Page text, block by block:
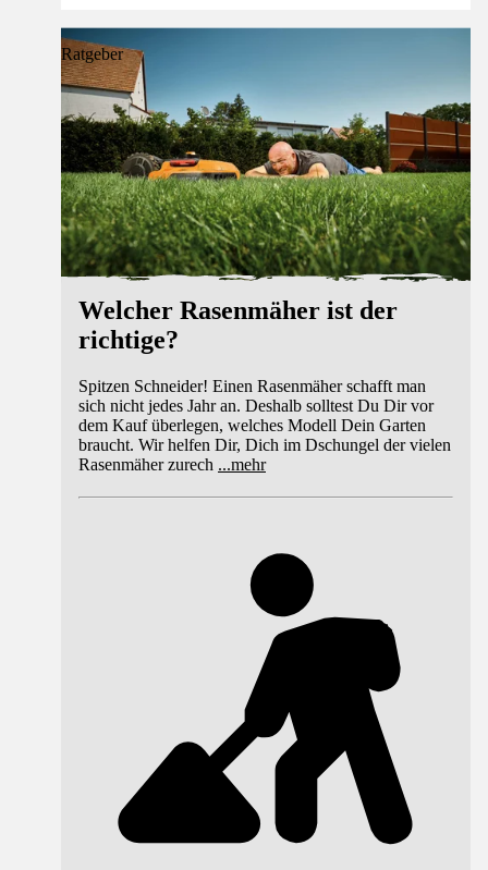
Ratgeber
Welcher Rasenmäher ist der
richtige?
Spitzen Schneider! Einen Rasenmäher schafft man
sich nicht jedes Jahr an. Deshalb solltest Du Dir vor
dem Kauf überlegen, welches Modell Dein Garten
braucht. Wir helfen Dir, Dich im Dschungel der vielen
Rasenmäher zurech ...mehr